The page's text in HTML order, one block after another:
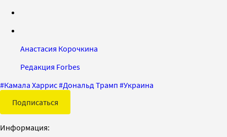
Анастасия Корочкина
Редакция Forbes
#Камала Харрис#Дональд Трамп #Украина
Подписаться
Информация: